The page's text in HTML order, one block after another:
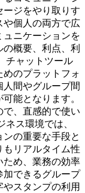
ージをやり取りす
や個人の両方で広
ュニケーションを
概要、利点、利
チャットツール
のプラットフォ
間やグループ間
能となります。
で、直感的で使い
ス環境では、
の重要な手段と
もリアルタイム性
ため、業務の効率
加できるグループ
スタンプの利用